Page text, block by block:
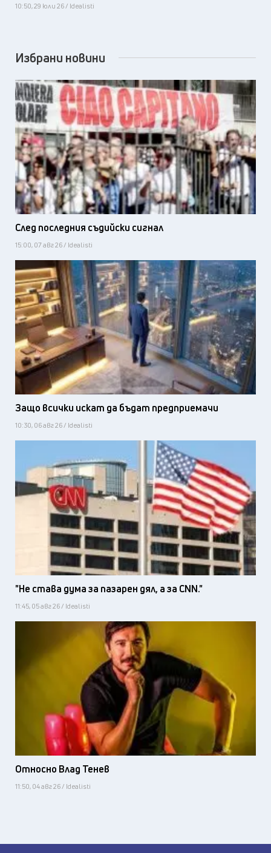
10:50, 29 юли 26 / Idealisti
Избрани новини
След последния съдийски сигнал
15:00, 07 авг 26 / Idealisti
Защо всички искат да бъдат предприемачи
10:30, 06 авг 26 / Idealisti
"Не става дума за пазарен дял, а за CNN."
11:45, 05 авг 26 / Idealisti
Относно Влад Тенев
11:50, 04 авг 26 / Idealisti